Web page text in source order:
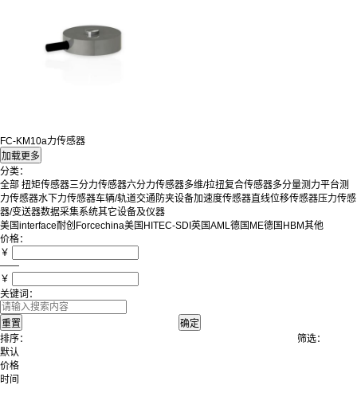
FC-KM10a力传感器
分类：
全部 扭矩传感器三分力传感器六分力传感器多维/拉扭复合传感器多分量测力平台测
力传感器水下力传感器车辆/轨道交通防夹设备加速度传感器直线位移传感器压力传感
器/变送器数据采集系统其它设备及仪器
美国interface耐创Forcechina美国HITEC-SDI 英国AML德国ME德国HBM其他
价格：
￥
——
￥
关键词：
排序：
默认
价格
时间
筛选：